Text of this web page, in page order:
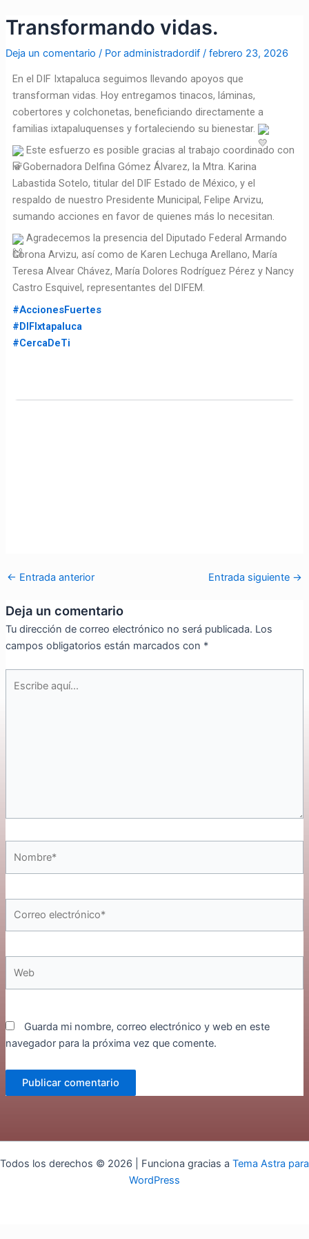
alTransformando vidas.
Deja un comentario / Por administradordif / febrero 23, 2026
En el DIF Ixtapaluca seguimos llevando apoyos que
transforman vidas. Hoy entregamos tinacos, láminas,
cobertores y colchonetas, beneficiando directamente a
familias ixtapaluquenses y fortaleciendo su bienestar.
Este esfuerzo es posible gracias al trabajo coordinado con
la Gobernadora Delfina Gómez Álvarez, la Mtra. Karina
Labastida Sotelo, titular del DIF Estado de México, y el
respaldo de nuestro Presidente Municipal, Felipe Arvizu,
sumando acciones en favor de quienes más lo necesitan.
Agradecemos la presencia del Diputado Federal Armando
Corona Arvizu, así como de Karen Lechuga Arellano, María
Teresa Alvear Chávez, María Dolores Rodríguez Pérez y Nancy
Castro Esquivel, representantes del DIFEM.
#AccionesFuertes
#DIFIxtapaluca
#CercaDeTi
de
← Entrada anterior Entrada siguiente →
Deja un comentario
Tu dirección de correo electrónico no será publicada. Los
campos obligatorios están marcados con *
Guarda mi nombre, correo electrónico y web en este
navegador para la próxima vez que comente.
Todos los derechos © 2026 | Funciona gracias a Tema Astra para
WordPress